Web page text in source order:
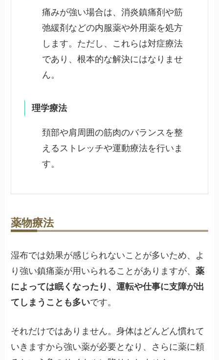
痛みが強い場合は、消炎鎮痛剤や筋
弛緩剤などの内服薬や外用薬を処方
します。ただし、これらは対症療法
であり、根本的な解決にはなりませ
ん。
理学療法
頚部や肩周囲の筋肉のバランスを整
えるストレッチや運動療法を行いま
す。
薬物療法
湿布では効果が感じられないことが多いため、よ
り強い鎮痛薬が用いられることがありますが、薬
によっては眠くなったり、運転や仕事に支障が出
てしまうことも多いです。
それだけではありません。身体はどんどん慣れて
いきますから強い薬が必要となり、さらに薬に頼